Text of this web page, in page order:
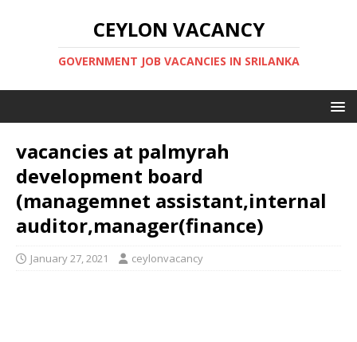
CEYLON VACANCY
GOVERNMENT JOB VACANCIES IN SRILANKA
vacancies at palmyrah
development board
(managemnet assistant,internal
auditor,manager(finance)
January 27, 2021 ceylonvacancy